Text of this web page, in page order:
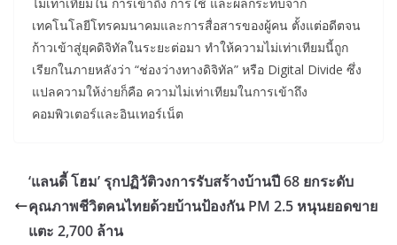
เทคโนโลยีโทรคมนาคมและการสื่อสารของผู้คน ตั้งแต่อดีตจน
ก้าวเข้าสู่ยุคดิจิทัลในระยะต่อมา ทำให้ความไม่เท่าเทียมนี้ถูก
เรียกในภายหลังว่า “ช่องว่างทางดิจิทัล” หรือ Digital Divide ซึ่ง
แปลความให้ง่ายก็คือ ความไม่เท่าเทียมในการเข้าถึง
คอมพิวเตอร์และอินเทอร์เน็ต
‘แลนดี้ โฮม’ รุกปฏิวัติวงการรับสร้างบ้านปี 68 ยกระดับ
คุณภาพชีวิตคนไทยด้วยบ้านป้องกัน PM 2.5 หนุนยอดขาย
แตะ 2,700 ล้าน